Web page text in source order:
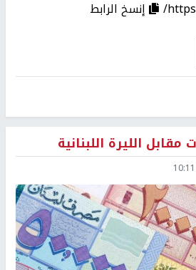
إنسخ الرابط
الليرة اللبنانية